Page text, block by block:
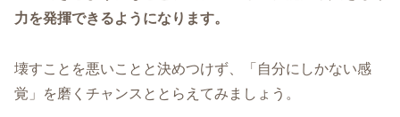
力を発揮できるようになります。
壊すことを悪いことと決めつけず、「自分にしかない感
覚」を磨くチャンスととらえてみましょう。